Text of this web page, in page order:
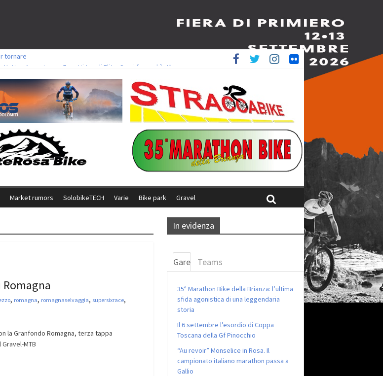
tornare
e Gallis. Signorelli 5^ la migliore tra gli italiani
sfida agonistica di una leggendaria storia
argento azzurro a Monteceneri
Market rumors SolobikeTECH Varie Bike park Gravel
, romagna, romagnaselvaggia, supersixrace,
la Granfondo Romagna, terza tappa
MTB
In evidenza
Gare Teams
35ª Marathon Bike della Brianza: l’ultima
sfida agonistica di una leggendaria
storia
Il 6 settembre l’esordio di Coppa
Toscana della Gf Pinocchio
“Au revoir” Monselice in Rosa. Il
campionato italiano marathon passa a
Gallio